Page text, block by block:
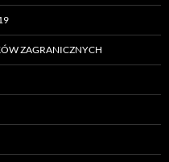
ZAGRANICZNYCH